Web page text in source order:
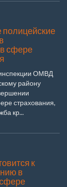
полицейские
сфере
ОМВД
району
страхования,
кр...
к
в